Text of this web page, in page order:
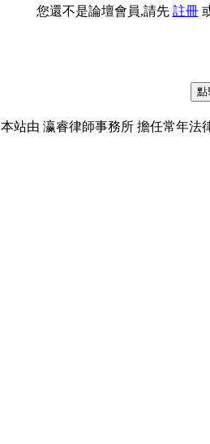
您還不是論壇會員,請先 註冊
本站由 瀛睿律師事務所 擔任常年法